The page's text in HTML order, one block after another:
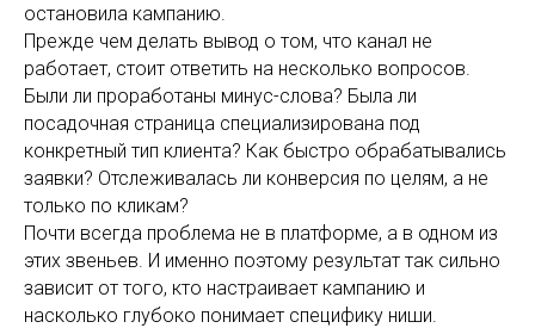
остановила кампанию.
Прежде чем делать вывод о том, что канал не
работает, стоит ответить на несколько вопросов.
Были ли проработаны минус-слова? Была ли
посадочная страница специализирована под
конкретный тип клиента? Как быстро обрабатывались
заявки? Отслеживалась ли конверсия по целям, а не
только по кликам?
Почти всегда проблема не в платформе, а в одном из
этих звеньев. И именно поэтому результат так сильно
зависит от того, кто настраивает кампанию и
насколько глубоко понимает специфику ниши.